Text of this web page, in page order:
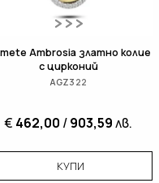
Ambrosia златно колие
с цирконий
AGZ322
€ 462,00 /903,59лв.
КУПИ